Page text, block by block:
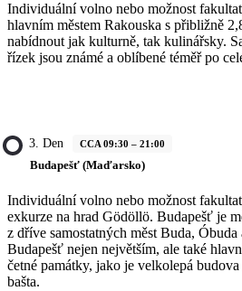
Individuální volno nebo možnost
hlavním městem Rakouska s přibližně
nabídnout jak kulturně, tak kulinářsky.
řízek jsou známé a oblíbené téměř po
3. Den CCA 09:30 – 21:00
Budapešť (Maďarsko)
Individuální volno nebo možnost
exkurze na hrad Gödöllö. Budapešť je
z dříve samostatných měst Buda,
Budapešť nejen největším, ale také
četné památky, jako je velkolepá
bašta.